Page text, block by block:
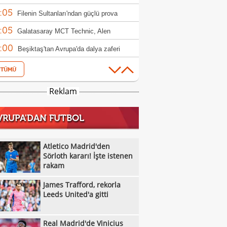
Filenin Sultanları'ndan güçlü prova
Galatasaray MCT Technic, Alen
kadrosuna kattı
Beşiktaş'tan Avrupa'da dalya zaferi
Beşiktaş Kadın Futbol Takımı, üç golle
Emirhan Topçu: "Topun oraya geleceğini
Beşiktaş'ta inanılmaz rakam: Alexander
Galatasaray'dan suç duyurusu
James Trafford, rekorla Leeds United'a
Kassoum Ouattara, 6 dakikada kırmızı
gördü!Aleksey Batrakov için Galatasaray
Reklam
FUTBOL
Atletico Madrid'den
Sörloth kararı! İşte istenen
rakam
James Trafford, rekorla
Leeds United'a gitti
Real Madrid'de Vinicius